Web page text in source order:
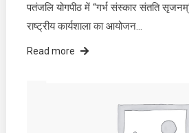
पतंजलि योगपीठ में “गर्भ संस्कार संतति
राष्ट्रीय कार्यशाला का आयोजन…
Read more